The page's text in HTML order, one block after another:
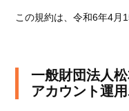
この規約は、令和6年4月
一般財団法人
アカウント運